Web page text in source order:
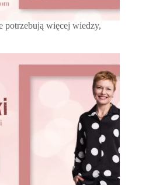
potrzebują więcej wiedzy,